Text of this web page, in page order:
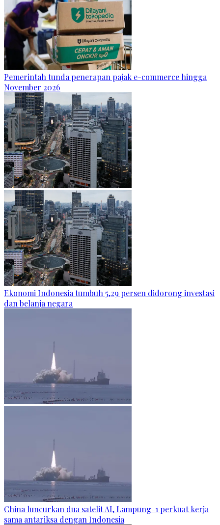
Pemerintah tunda penerapan pajak e-commerce hingga
November 2026
Ekonomi Indonesia tumbuh 5,29 persen didorong investasi
dan belanja negara
China luncurkan dua satelit AI, Lampung-1 perkuat kerja
sama antariksa dengan Indonesia